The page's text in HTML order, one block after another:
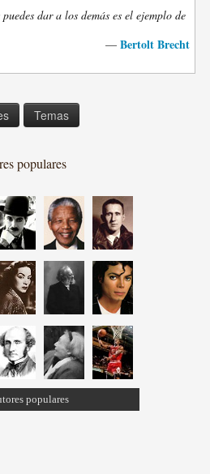
dar a los demás es el ejemplo de
— Bertolt Brecht
Temas
populares
populares